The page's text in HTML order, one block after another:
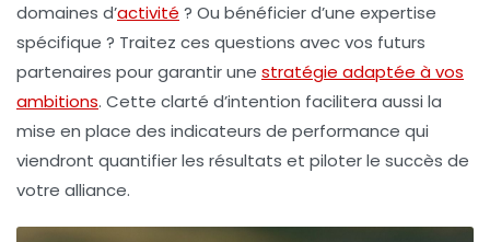
domaines d’activité ? Ou bénéficier d’une expertise
spécifique ? Traitez ces questions avec vos futurs
partenaires pour garantir une stratégie adaptée à vos
ambitions. Cette clarté d’intention facilitera aussi la
mise en place des indicateurs de performance qui
viendront quantifier les résultats et piloter le succès de
votre alliance.